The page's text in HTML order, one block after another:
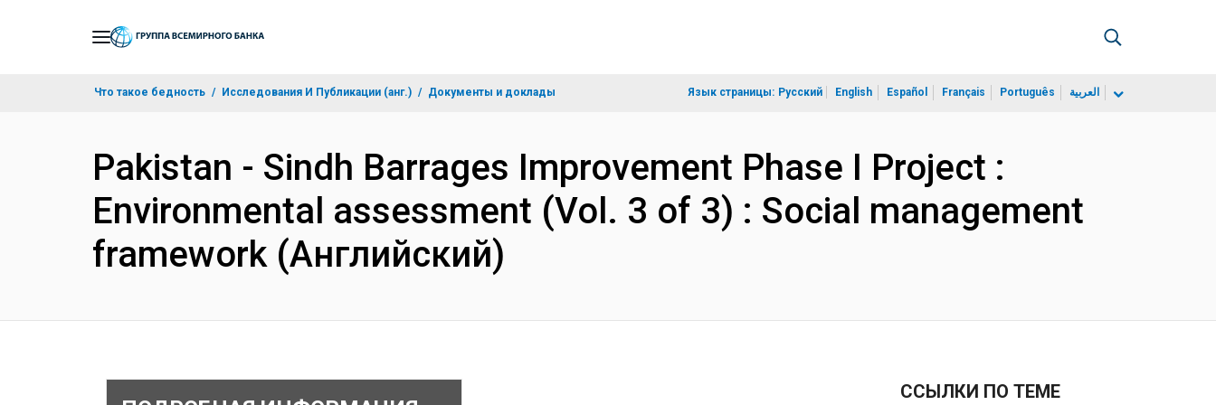
Что такое бедность Исследования И Публикации (анг.) Документы и доклады Язык страницы: Русский English Español Français Português العربية
Pakistan - Sindh Barrages Improvement Phase I Project :
Environmental assessment (Vol. 3 of 3) : Social management
framework (Английский)
ССЫЛКИ ПО ТЕМЕ